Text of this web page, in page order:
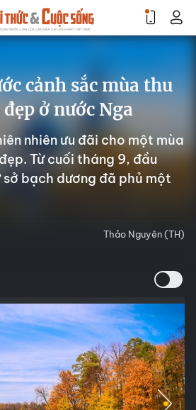
cảnh sắc mùa thu
ở nước Nga
nhiên ưu đãi cho một mùa
Từ cuối tháng 9, đầu
bạch dương đã phủ một
Thảo Nguyên (TH)